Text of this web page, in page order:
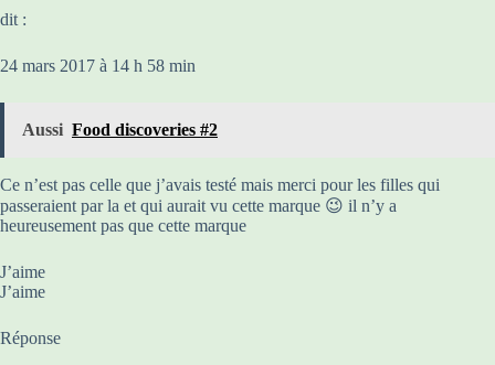
dit :
24 mars 2017 à 14 h 58 min
Aussi Food discoveries #2
Ce n’est pas celle que j’avais testé mais merci pour les filles qui
passeraient par la et qui aurait vu cette marque 😉 il n’y a
heureusement pas que cette marque
J’aime
J’aime
Réponse